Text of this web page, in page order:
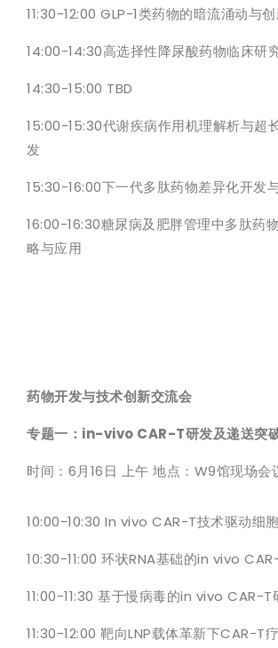
11:30-12:00 GLP-1类药物的暗流涌动与
14:00-14:30高选择性降尿酸药物临床研
14:30-15:00 TBD
15:00-15:30代谢疾病作用机理解析与超
发
15:30-16:00下一代多肽药物差异化开发
16:00-16:30糖尿病及肥胖管理中多肽药
略与应用
药物开发与技术创新交流会
专题一：in-vivo CAR-T研发及递送突
时间：6月16日 上午 地点：W9馆现场会
10:00-10:30 In vivo CAR-T技术驱动细
10:30-11:00 环状RNA基础的in vivo
11:00-11:30 基于慢病毒的in vivo CAR-T
11:30-12:00 靶向LNP载体革新下CAR-T